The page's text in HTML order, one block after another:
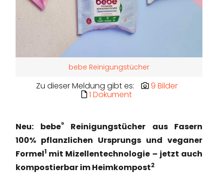
bebe Reinigungstücher
Zu dieser Meldung gibt es: 9 Bilder
1 Dokument
Neu: bebe®
Reinigungstücher aus Fasern
100% pflanzlichen Ursprungs und veganer
Formel1 mit Mizellentechnologie – jetzt auch
kompostierbar im Heimkompost2